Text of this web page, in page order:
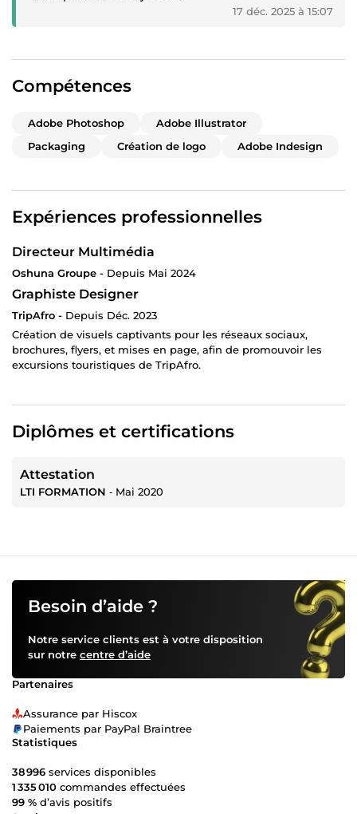
17 déc. 2025 à 15:07
Compétences
Adobe Photoshop
Adobe Illustrator
Packaging
Création de logo Adobe Indesign
Expériences professionnelles
Directeur Multimédia
Oshuna Groupe - Depuis Mai 2024
Graphiste Designer
TripAfro - Depuis Déc. 2023
Création de visuels captivants pour les réseaux sociaux,
brochures, flyers, et mises en page, afin de promouvoir les
excursions touristiques de TripAfro.
Diplômes et certifications
Attestation
LTI FORMATION ‐ Mai 2020
Besoin d’aide ?
Notre service clients est à votre disposition
sur notre centre d’aide
Partenaires
Assurance par Hiscox
Paiements par PayPal Braintree
Statistiques
38 996 services disponibles
1 335 010 commandes effectuées
99 % d’avis positifs